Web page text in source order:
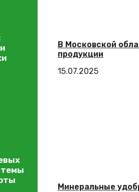
В Московской
продукции
15.07.2025
Минеральные